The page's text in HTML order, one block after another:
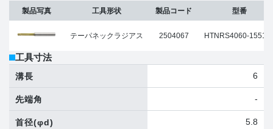
製品写真 工具形状
テーパネックラジアス
製品コード
2504067
型番
HTNRS4060-
工具寸法
溝長 6
先端角 -
首径(φd) 5.8